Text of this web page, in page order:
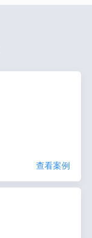
查看案例